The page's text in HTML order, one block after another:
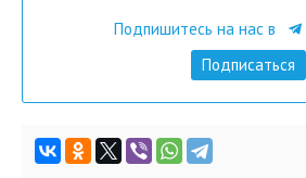
Подпишитесь на нас в
Подписаться